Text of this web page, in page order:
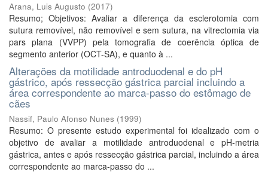
Arana, Luis Augusto (2017)
Resumo; Objetivos: Avaliar a diferença da esclerotomia com
sutura removível, não removível e sem sutura, na vitrectomia via
pars plana (VVPP) pela tomografia de coerência óptica de
segmento anterior (OCT-SA), e quanto à ...
Alterações da motilidade antroduodenal e do pH
gástrico, após ressecção gástrica parcial incluindo a
área correspondente ao marca-passo do estômago de
cães
Nassif, Paulo Afonso Nunes (1999)
Resumo: O presente estudo experimental foi idealizado com o
objetivo de avaliar a motilidade antroduodenal e pH-metria
gástrica, antes e após ressecção gástrica parcial, incluindo a área
correspondente ao marca-passo do ...